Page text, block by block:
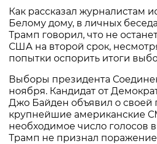
Как рассказал журналистам
Белому дому, в личных
Трамп говорил, что не
США на второй срок,
попытки оспорить итоги
Выборы президента
ноября. Кандидат от
Джо Байден объявил о своей
крупнейшие американские
необходимое число голосов
Трамп не признал